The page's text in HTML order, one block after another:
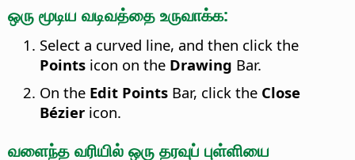
ஒரு மூடிய வடிவத்தை உருவாக்க:
Select a curved line, and then click the
Points icon on the Drawing Bar.
On the Edit Points Bar, click the Close
Bézier icon.
வளைந்த வரியில் ஒரு தரவுப் புள்ளியை